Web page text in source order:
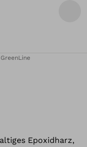
Epoxidharz,